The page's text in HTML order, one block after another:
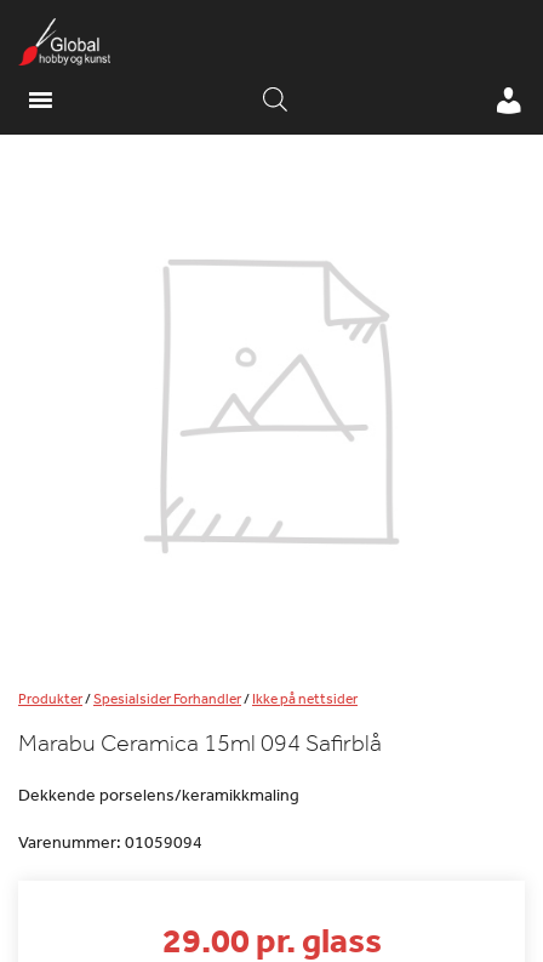
Produkter/Spesialsider Forhandler/Ikke på nettsider
Marabu Ceramica 15ml 094 Safirblå
Dekkende porselens/keramikkmaling
Varenummer: 01059094
29.00 pr. glass